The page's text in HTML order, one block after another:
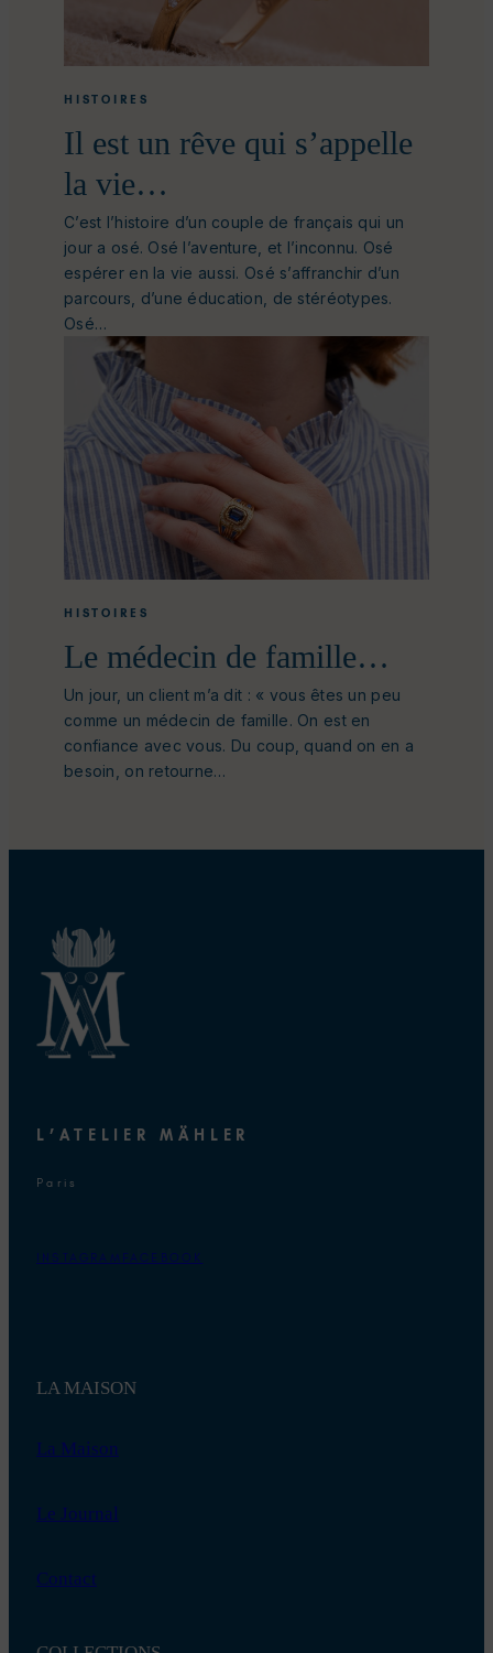
HISTOIRES
Il est un rêve qui s’appelle
la vie…
C’est l’histoire d’un couple de français qui un
jour a osé. Osé l’aventure, et l’inconnu. Osé
espérer en la vie aussi. Osé s’affranchir d’un
parcours, d’une éducation, de stéréotypes.
Osé…
HISTOIRES
Le médecin de famille…
Un jour, un client m’a dit : « vous êtes un peu
comme un médecin de famille. On est en
confiance avec vous. Du coup, quand on en a
besoin, on retourne…
L’ATELIER MÄHLER
Paris
INSTAGRAM FACEBOOK
LA MAISON
La Maison
Le Journal
Contact